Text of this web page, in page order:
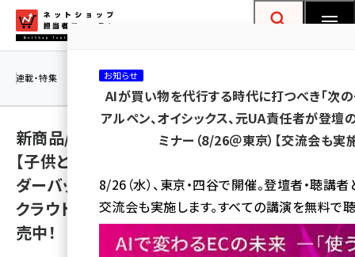
ン
ネットショップ担当者フォーラム
amazon (2259)
yahoo (1908)
楽天 (1876)
連載・特集 海外
新商品/Makuakeにて沢山のご支援を獲得。
【子供とのお出かけも手ぶらで】多機能ショル
ダーバッグ〈 Smash bag（スマッシュバッグ）〉
クラウドファンディング・CAMPFIREで先行発
売中！
お知らせ
AIが買い物を代行する時代に打つべき「次の
アルペン、オイシックス、元UA責任者が登壇
ミナー（8/26＠東京）【交流会も実
8/26（水）、東京・四谷で開催。登壇者・聴講
交流会も実施します。すべての講演を無料で